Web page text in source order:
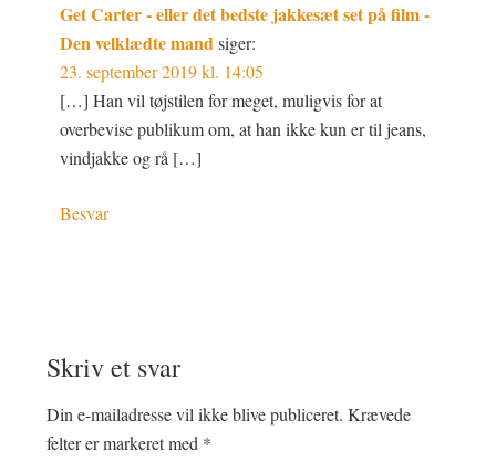
Get Carter - eller det bedste jakkesæt set på film -
Den velklædte mand siger:
23. september 2019 kl. 14:05
[…] Han vil tøjstilen for meget, muligvis for at
overbevise publikum om, at han ikke kun er til jeans,
vindjakke og rå […]
Besvar
Skriv et svar
Din e-mailadresse vil ikke blive publiceret. Krævede
felter er markeret med *